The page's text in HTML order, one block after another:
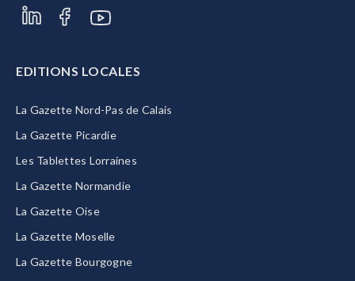
EDITIONS LOCALES
La Gazette Nord-Pas de Calais
La Gazette Picardie
Les Tablettes Lorraines
La Gazette Normandie
La Gazette Oise
La Gazette Moselle
La Gazette Bourgogne